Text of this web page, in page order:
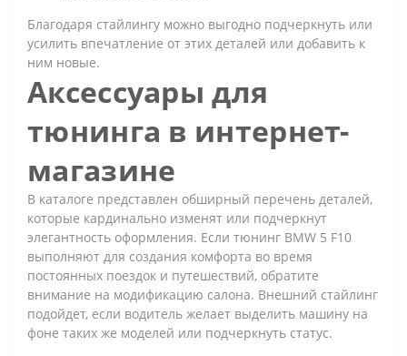
Благодаря стайлингу можно выгодно подчеркнуть или
усилить впечатление от этих деталей или добавить к
ним новые.
Аксессуары для
тюнинга в интернет-
магазине
В каталоге представлен обширный перечень деталей,
которые кардинально изменят или подчеркнут
элегантность оформления. Если тюнинг BMW 5 F10
выполняют для создания комфорта во время
постоянных поездок и путешествий, обратите
внимание на модификацию салона. Внешний стайлинг
подойдет, если водитель желает выделить машину на
фоне таких же моделей или подчеркнуть статус.